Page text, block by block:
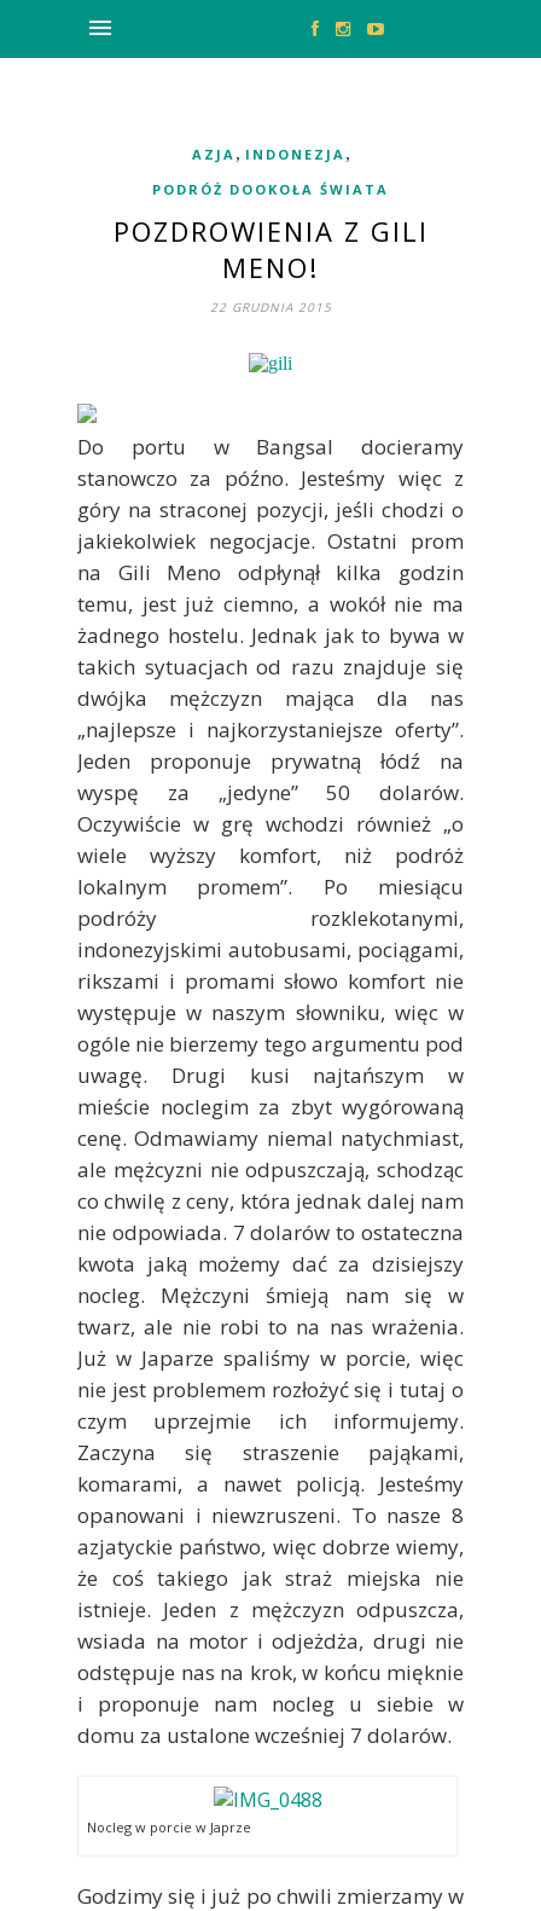
AZJA , INDONEZJA ,
PODRÓŻ DOOKOŁA ŚWIATA
POZDROWIENIA Z GILI
MENO!
22 GRUDNIA 2015
Do portu w Bangsal docieramy
stanowczo za późno. Jesteśmy więc z
góry na straconej pozycji, jeśli chodzi o
jakiekolwiek negocjacje. Ostatni prom
na Gili Meno odpłynął kilka godzin
temu, jest już ciemno, a wokół nie ma
żadnego hostelu. Jednak jak to bywa w
takich sytuacjach od razu znajduje się
dwójka mężczyzn mająca dla nas
„najlepsze i najkorzystaniejsze oferty”.
Jeden proponuje prywatną łódź na
wyspę za „jedyne” 50 dolarów.
Oczywiście w grę wchodzi również „o
wiele wyższy komfort, niż podróż
lokalnym promem”. Po miesiącu
podróży rozklekotanymi,
indonezyjskimi autobusami, pociągami,
rikszami i promami słowo komfort nie
występuje w naszym słowniku, więc w
ogóle nie bierzemy tego argumentu pod
uwagę. Drugi kusi najtańszym w
mieście noclegim za zbyt wygórowaną
cenę. Odmawiamy niemal natychmiast,
ale mężcyzni nie odpuszczają, schodząc
co chwilę z ceny, która jednak dalej nam
nie odpowiada. 7 dolarów to ostateczna
kwota jaką możemy dać za dzisiejszy
nocleg. Mężczyni śmieją nam się w
twarz, ale nie robi to na nas wrażenia.
Już w Japarze spaliśmy w porcie, więc
nie jest problemem rozłożyć się i tutaj o
czym uprzejmie ich informujemy.
Zaczyna się straszenie pająkami,
komarami, a nawet policją. Jesteśmy
opanowani i niewzruszeni. To nasze 8
azjatyckie państwo, więc dobrze wiemy,
że coś takiego jak straż miejska nie
istnieje. Jeden z mężczyzn odpuszcza,
wsiada na motor i odjeżdża, drugi nie
odstępuje nas na krok, w końcu mięknie
i proponuje nam nocleg u siebie w
domu za ustalone wcześniej 7 dolarów.
Nocleg w porcie w Japrze
Godzimy się i już po chwili zmierzamy w